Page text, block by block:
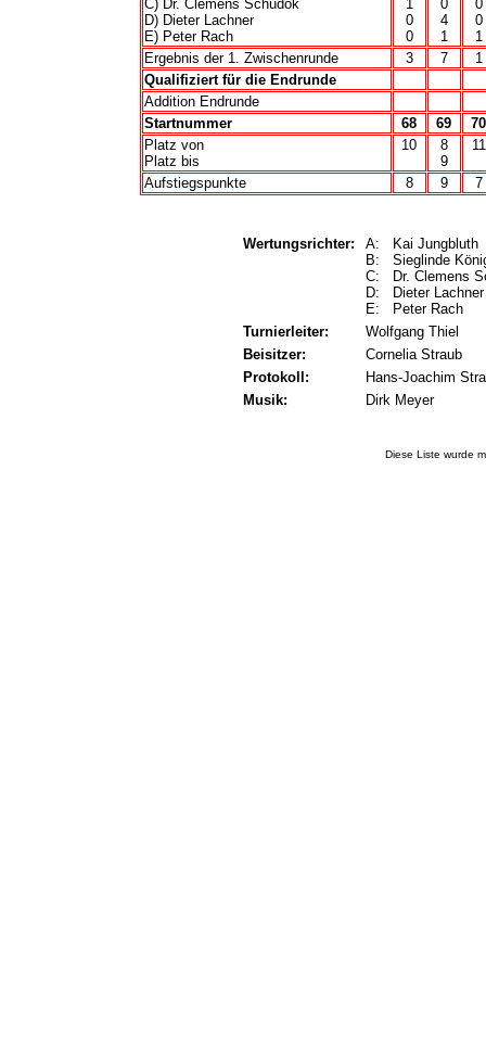
C) Dr. Clemens Schudok
D) Dieter Lachner
E) Peter Rach
1
0
0
0
4
1
0
0
1
Ergebnis der 1. Zwischenrunde
3 7
1
Qualifiziert für die Endrunde
Addition Endrunde
Startnummer
68 69
70
Platz von
Platz bis
10
8
9
11
Aufstiegspunkte 8 9 7
Wertungsrichter:
A: Kai Jungbluth
B: Sieglinde
C: Dr. Clemens
D: Dieter
E: Peter Rach
Turnierleiter:
Wolfgang Thiel
Beisitzer:
Cornelia Straub
Protokoll:
Hans-Joachim
Musik:
Dirk Meyer
Diese Liste wurde